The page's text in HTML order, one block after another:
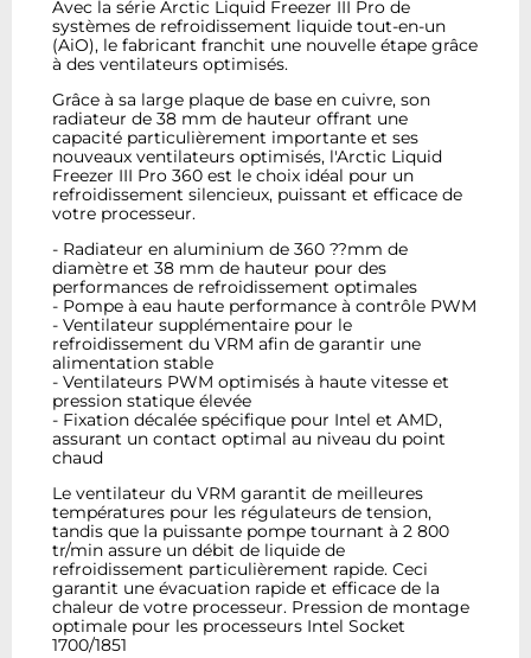
Avec la série Arctic Liquid Freezer III Pro de
systèmes de refroidissement liquide tout-en-un
(AiO), le fabricant franchit une nouvelle étape grâce
à des ventilateurs optimisés.
Grâce à sa large plaque de base en cuivre, son
radiateur de 38 mm de hauteur offrant une
capacité particulièrement importante et ses
nouveaux ventilateurs optimisés, l'Arctic Liquid
Freezer III Pro 360 est le choix idéal pour un
refroidissement silencieux, puissant et efficace de
votre processeur.
- Radiateur en aluminium de 360 ??mm de
diamètre et 38 mm de hauteur pour des
performances de refroidissement optimales
- Pompe à eau haute performance à contrôle PWM
- Ventilateur supplémentaire pour le
refroidissement du VRM afin de garantir une
alimentation stable
- Ventilateurs PWM optimisés à haute vitesse et
pression statique élevée
- Fixation décalée spécifique pour Intel et AMD,
assurant un contact optimal au niveau du point
chaud
Le ventilateur du VRM garantit de meilleures
températures pour les régulateurs de tension,
tandis que la puissante pompe tournant à 2 800
tr/min assure un débit de liquide de
refroidissement particulièrement rapide. Ceci
garantit une évacuation rapide et efficace de la
chaleur de votre processeur. Pression de montage
optimale pour les processeurs Intel Socket
1700/1851